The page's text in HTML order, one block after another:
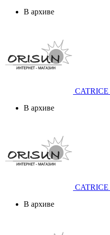
В архиве
CATRICE
В архиве
CATRICE
В архиве